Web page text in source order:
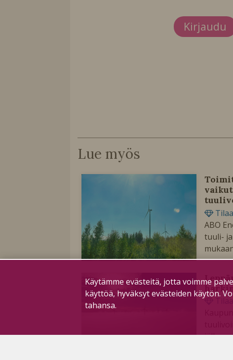
Kirjaudu
Lue myös
ABO
tuuli-
jälkeen.
Käytämme evästeitä, jotta voimme
käyttöä, hyväksyt evästeiden käytön.
tahansa.